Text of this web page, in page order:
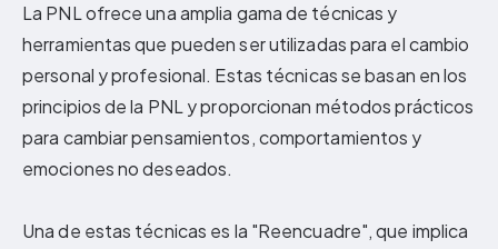
La PNL ofrece una amplia gama de técnicas y
herramientas que pueden ser utilizadas para el cambio
personal y profesional. Estas técnicas se basan en los
principios de la PNL y proporcionan métodos prácticos
para cambiar pensamientos, comportamientos y
emociones no deseados.
Una de estas técnicas es la "Reencuadre", que implica